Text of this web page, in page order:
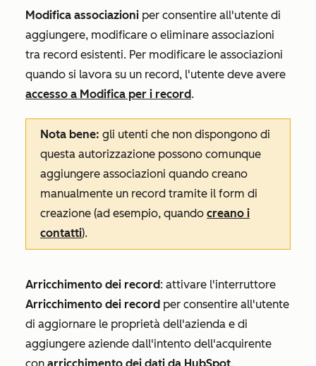
Modifica associazioni per consentire all'utente di
aggiungere, modificare o eliminare associazioni
tra record esistenti. Per modificare le associazioni
quando si lavora su un record, l'utente deve avere
accesso a Modifica per i record.
Nota bene: gli utenti che non dispongono di
questa autorizzazione possono comunque
aggiungere associazioni quando creano
manualmente un record tramite il form di
creazione (ad esempio, quando creano i
contatti).
Arricchimento dei record: attivare l'interruttore
Arricchimento dei record per consentire all'utente
di aggiornare le proprietà dell'azienda e di
aggiungere aziende dall'intento dell'acquirente